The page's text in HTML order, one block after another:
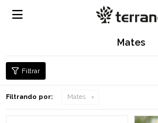

Mates
Filtrando por: Mates